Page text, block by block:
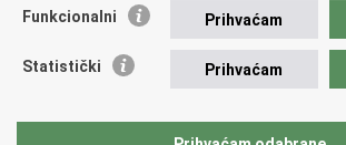
Facebooku
Twitteru
Republika Hrvatska
Trg N.Š. Zrinskog 7-8, 10000 Zagreb
fax: +385 (0)1 4551 795, +385 (0)1 4920 149
Funkcionalni Prihvaćam
Statistički Prihvaćam